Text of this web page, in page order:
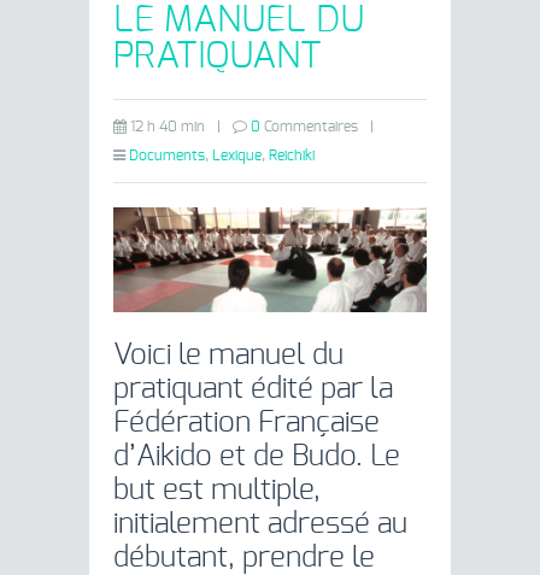
LE MANUEL DU
PRATIQUANT
12 h 40 min 0 Commentaires
Documents, Lexique, Reichiki
Voici le manuel du
pratiquant édité par la
Fédération Française
d’Aikido et de Budo. Le
but est multiple,
initialement adressé au
débutant, prendre le